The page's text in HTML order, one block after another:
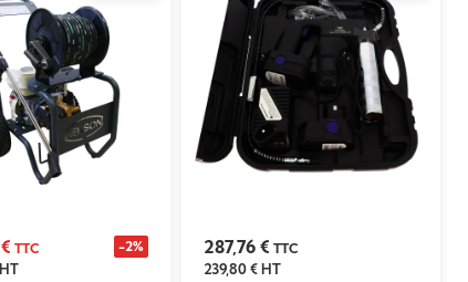
TTC -2%
HT
287,76 € TTC
239,80 €HT